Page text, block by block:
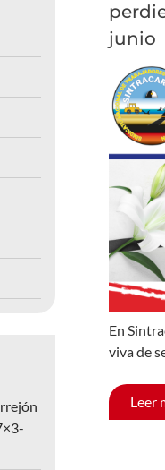
junio
En
viva de
Leer